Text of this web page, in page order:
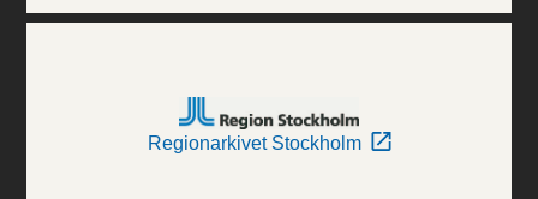
Regionarkivet Stockholm